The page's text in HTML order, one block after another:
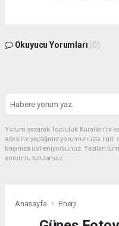
Okuyucu Yorumları (0)
Yorum yazarak Topluluk
sitesine yaptığınız yorumunuzla
başınıza üstleniyorsunuz. Yazılan
sorumlu tutulamaz.
Anasayfa Enerji